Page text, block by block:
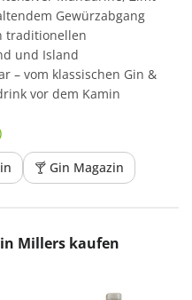
Gewürzabgang
traditionellen
und Island
– vom klassischen Gin &
vor dem Kamin
🍸 Gin Magazin
Millers kaufen